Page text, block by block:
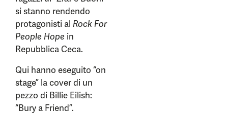
si stanno rendendo
protagonisti al Rock For
People Hope in
Repubblica Ceca.
Qui hanno eseguito “on
stage” la cover di un
pezzo di Billie Eilish:
“Bury a Friend”.